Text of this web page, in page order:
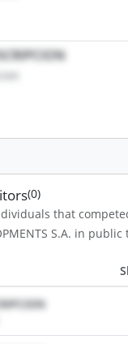
(0)
that
S.A. in